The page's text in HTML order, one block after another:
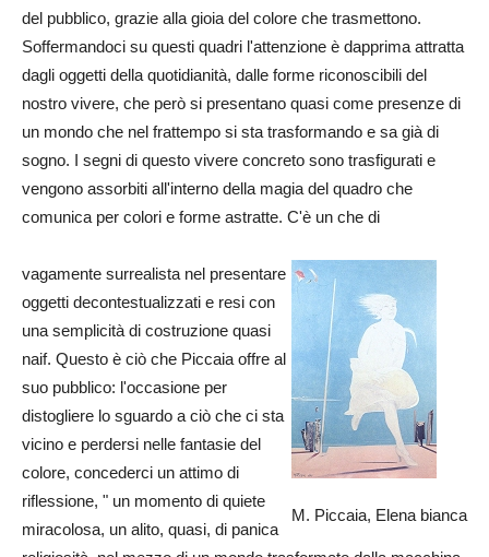
del pubblico, grazie alla gioia del colore che trasmettono.
Soffermandoci su questi quadri l'attenzione è dapprima attratta
dagli oggetti della quotidianità, dalle forme riconoscibili del
nostro vivere, che però si presentano quasi come presenze di
un mondo che nel frattempo si sta trasformando e sa già di
sogno. I segni di questo vivere concreto sono trasfigurati e
vengono assorbiti all'interno della magia del quadro che
comunica per colori e forme astratte. C'è un che di
M. Piccaia, Elena bianca
vagamente surrealista nel presentare
oggetti decontestualizzati e resi con
una semplicità di costruzione quasi
naif. Questo è ciò che Piccaia offre al
suo pubblico: l'occasione per
distogliere lo sguardo a ciò che ci sta
vicino e perdersi nelle fantasie del
colore, concederci un attimo di
riflessione, " un momento di quiete
miracolosa, un alito, quasi, di panica